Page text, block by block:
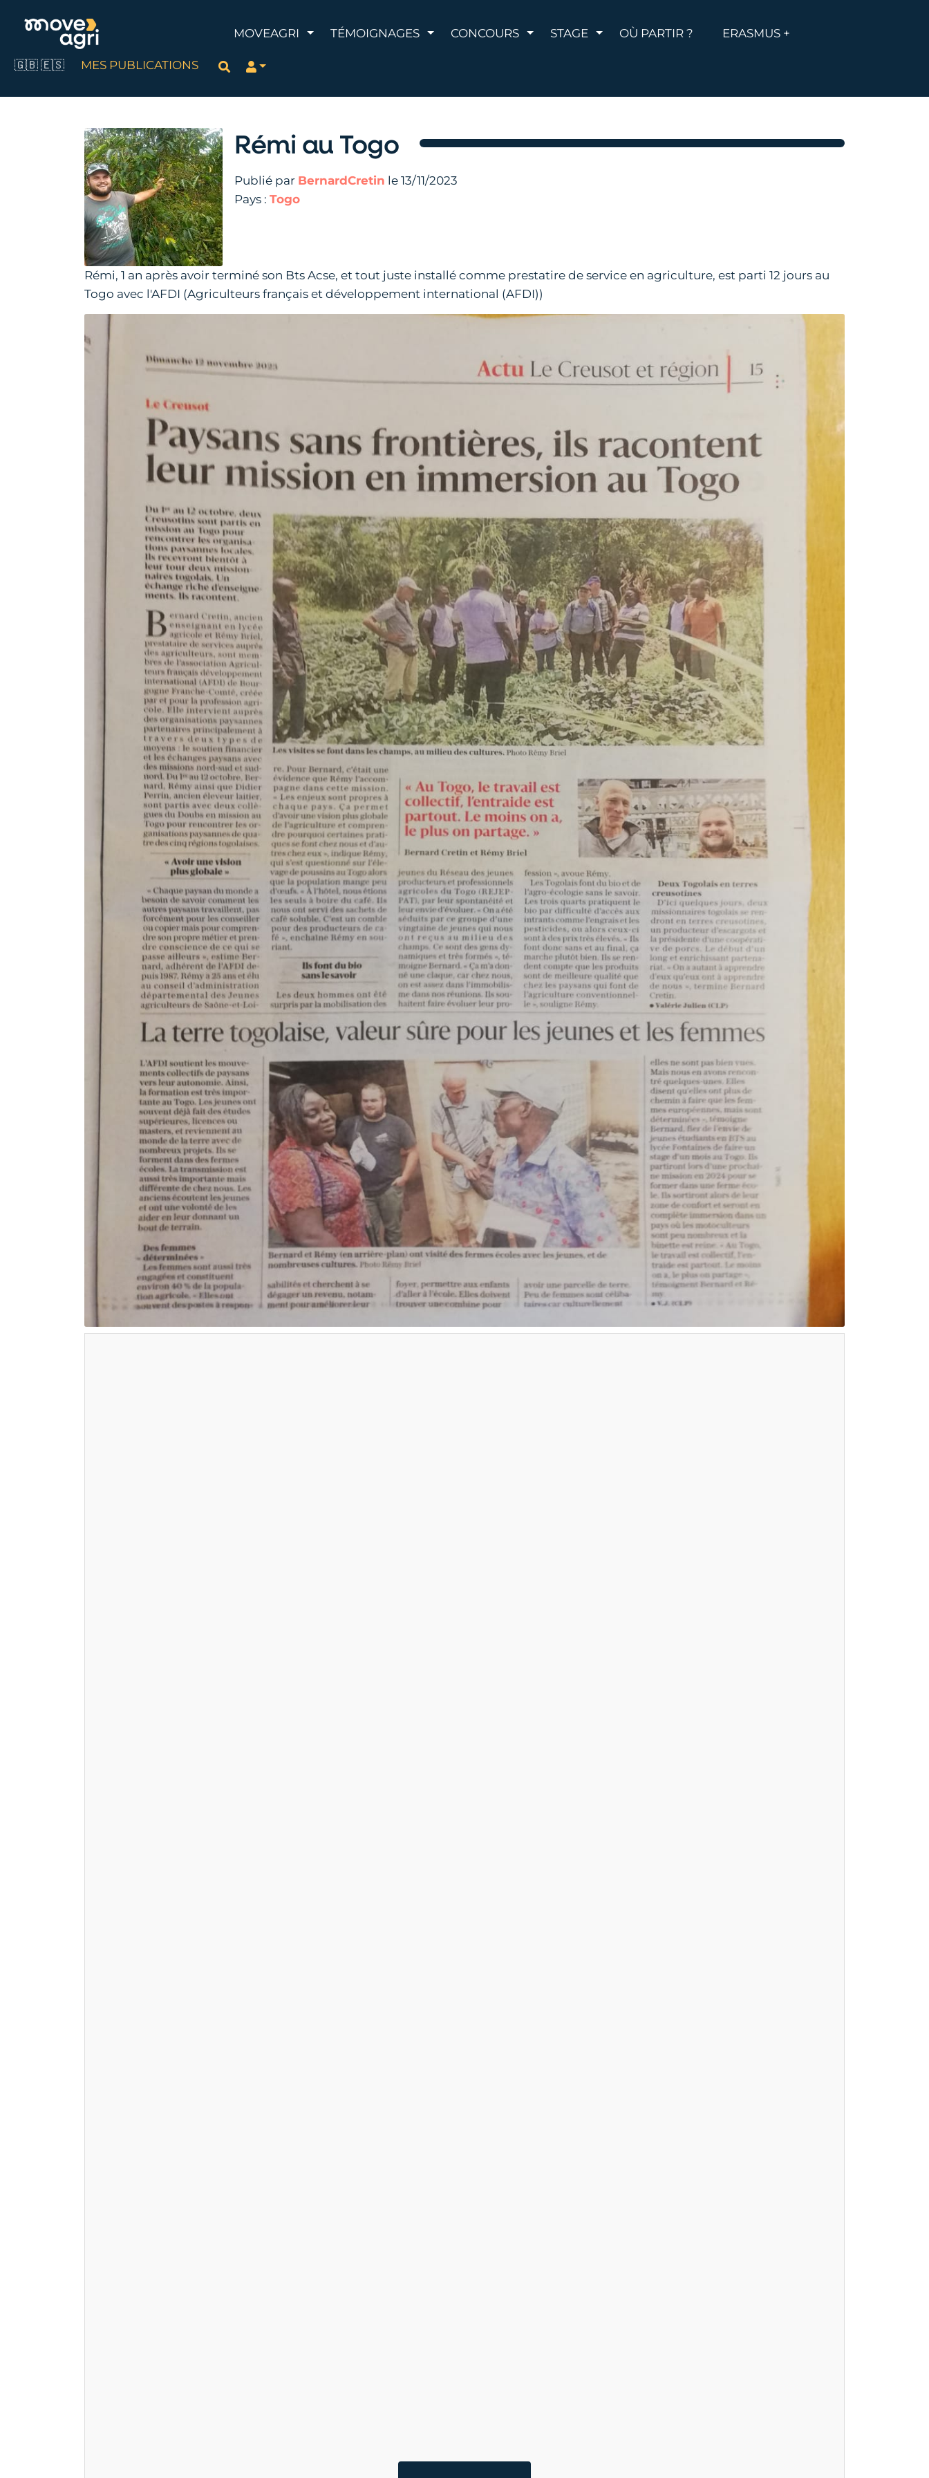
MOVEAGRI AFFICHER LE MENU
TÉMOIGNAGES AFFICHER LE MENU
CONCOURS AFFICHER LE MENU
STAGE AFFICHER LE MENU
OÙ PARTIR ? ERASMUS +
🇬🇧 🇪🇸 MES PUBLICATIONS Rechercher
Rémi au Togo
Publié par BernardCretin le 13/11/2023
Pays : Togo
Rémi, 1 an après avoir terminé son Bts Acse, et tout juste installé comme prestatire de service en agriculture, est parti 12 jours au
Togo avec l'AFDI (Agriculteurs français et développement international (AFDI))